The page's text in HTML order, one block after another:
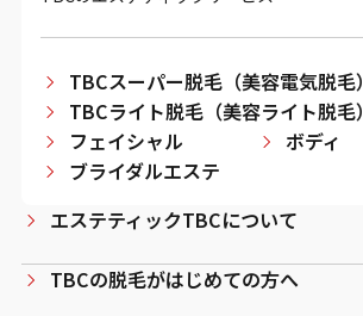
TBCスーパー脱毛（美容電気脱毛）
TBCライト脱毛（美容ライト脱毛）
フェイシャル
ボディ
ブライダルエステ
エステティックTBCについて
TBCの脱毛がはじめての方へ